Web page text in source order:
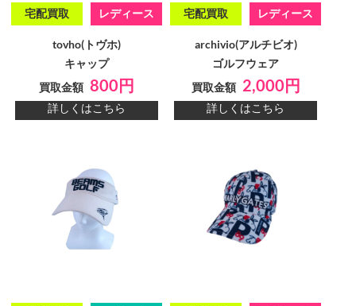
宅配買取 レディース
tovho(トヴホ)
キャップ
買取金額 800円
詳しくはこちら
宅配買取 レディース
archivio(アルチビオ)
ゴルフウェア
買取金額 2,000円
詳しくはこちら